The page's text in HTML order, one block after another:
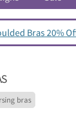
Bras 20%
bras